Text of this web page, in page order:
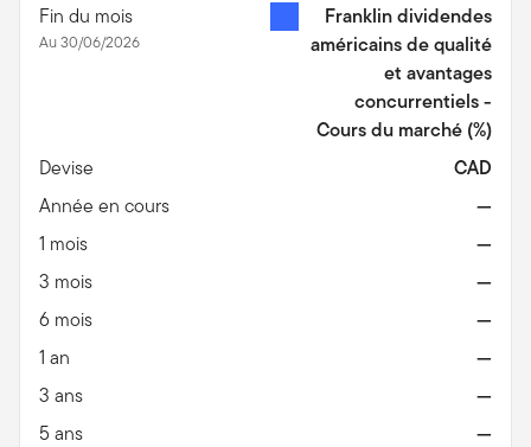
Fin du mois
Au 30/06/2026
Franklin dividendes
américains de qualité
et avantages
concurrentiels -
Cours du marché (%)
Devise
CAD
Année en cours
—
1 mois
—
3 mois
—
6 mois
—
1 an
—
3 ans
—
5 ans
—